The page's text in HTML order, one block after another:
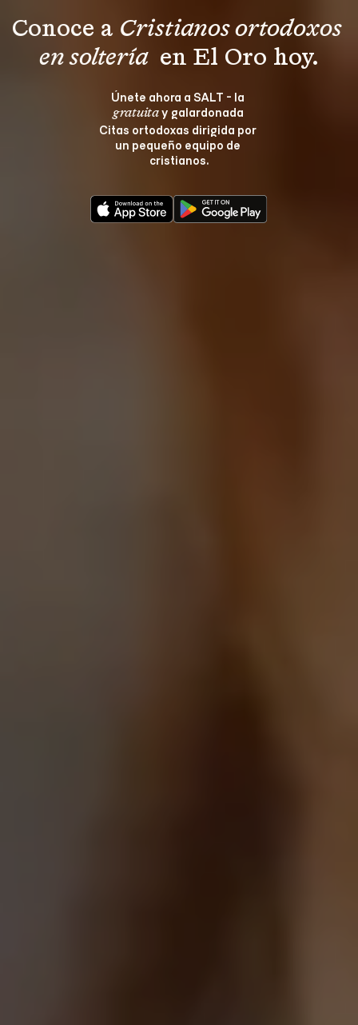
Conoce a Cristianos ortodoxos
en soltería en El Oro hoy.
Únete ahora a SALT - la
gratuita y galardonada
Citas ortodoxas dirigida por
un pequeño equipo de
cristianos.